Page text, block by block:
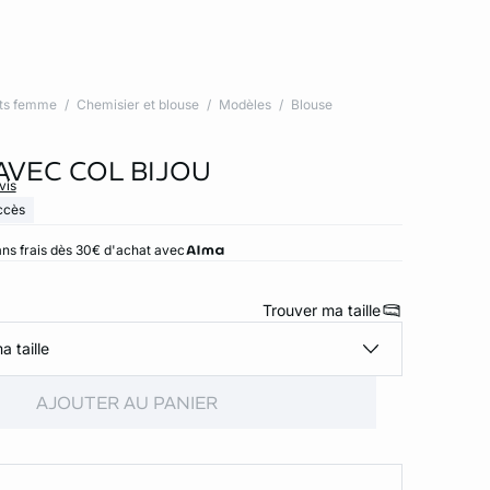
femme Chemisier et blouse Modèles Blouse
COL BIJOU
frais dès 30€ d'achat avec
Trouver ma taille
taille
AJOUTER AU PANIER